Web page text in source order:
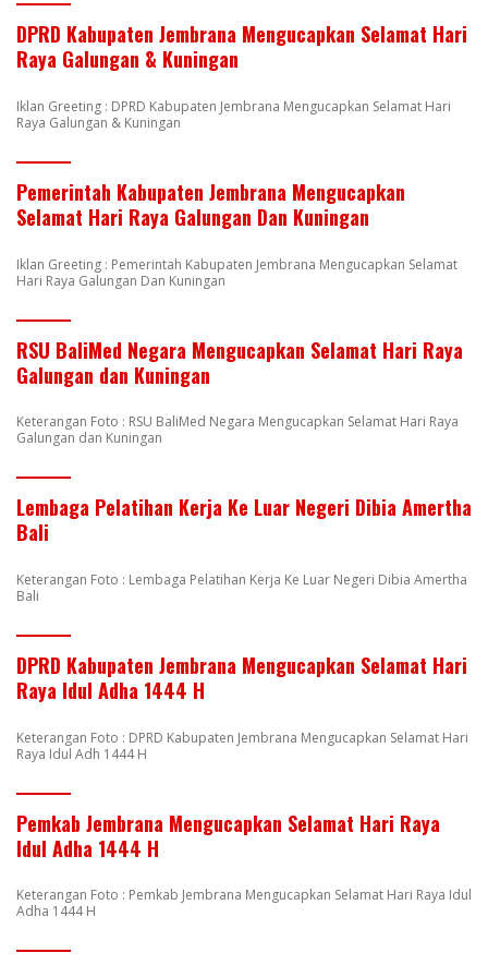
DPRD Kabupaten Jembrana Mengucapkan Selamat Hari
Raya Galungan & Kuningan
Iklan Greeting : DPRD Kabupaten Jembrana Mengucapkan Selamat Hari
Raya Galungan & Kuningan
Pemerintah Kabupaten Jembrana Mengucapkan
Selamat Hari Raya Galungan Dan Kuningan
Iklan Greeting : Pemerintah Kabupaten Jembrana Mengucapkan Selamat
Hari Raya Galungan Dan Kuningan
RSU BaliMed Negara Mengucapkan Selamat Hari Raya
Galungan dan Kuningan
Keterangan Foto : RSU BaliMed Negara Mengucapkan Selamat Hari Raya
Galungan dan Kuningan
Lembaga Pelatihan Kerja Ke Luar Negeri Dibia Amertha
Bali
Keterangan Foto : Lembaga Pelatihan Kerja Ke Luar Negeri Dibia Amertha
Bali
DPRD Kabupaten Jembrana Mengucapkan Selamat Hari
Raya Idul Adha 1444 H
Keterangan Foto : DPRD Kabupaten Jembrana Mengucapkan Selamat Hari
Raya Idul Adh 1444 H
Pemkab Jembrana Mengucapkan Selamat Hari Raya
Idul Adha 1444 H
Keterangan Foto : Pemkab Jembrana Mengucapkan Selamat Hari Raya Idul
Adha 1444 H